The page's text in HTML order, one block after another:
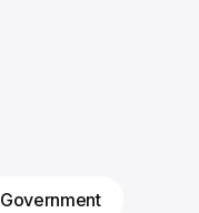
Government